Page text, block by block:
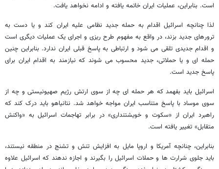
است. بنابراین، عملیات ایران خاتمه یافته و ادامه نخواهد یافت.
لذا چنانچه اسرائیل اقدام به حمله جدید نظامی علیه ایران کند و یا دست به
ترورهای جدید بزند، در واقع به مفهوم طرح ریزی و اجرای یک عملیات دیگری است
و اقدام جدیدی تلقی می شود و ارتباطی به پاسخ قبلی ایران ندارد. بنابراین چنین
حمله ای و یا حملاتی، جدید محسوب می شوند که نیازمند به اقدام ایران برای
پاسخ جدید است.
اسرائیل باید بفهمد که هر حمله ای چه از سوی ارتش رژیم صهیونیستی و چه از
سوی موساد با پاسخ متناسب ایران مواجه خواهد شد. نتانیاهو باید درک کند که
راهبرد ایران از «سکوت و خویشتنداری» در برابر تهاجمات اسرائیل به «واکنش
متقابل» تغییر یافته است.
بنابراین، چنانچه آمریکا و اروپا مایل به افزایش تنش و تشنج در منطقه نیستند،
باید جلوی شرارت ها و حملات اسرائیل را بگیرند و اجازه ندهند که اسرائیل علاوه